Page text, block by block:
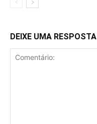
DEIXE UMA RESPOSTA